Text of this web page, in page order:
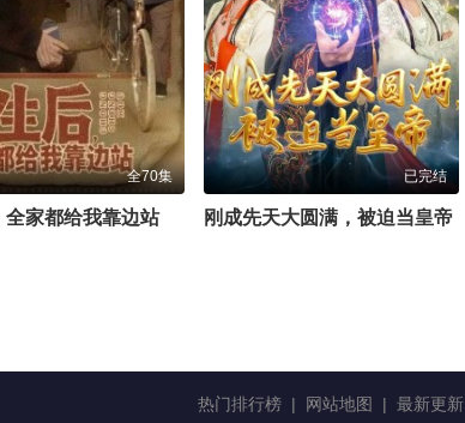
全70集
全家都给我靠边站
已完结
刚成先天大圆满，被迫当皇帝
热门排行榜 | 网站地图 | 最新更新